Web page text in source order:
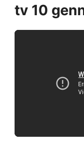
tv 10